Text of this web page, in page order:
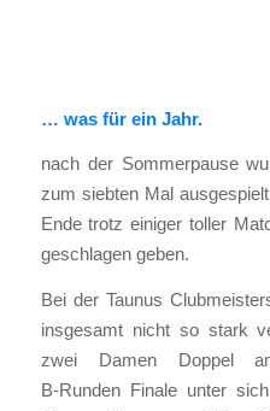
… was für ein Jahr.
nach der Som­mer­pau­se
zum sieb­ten Mal
Ende trotz eini­ger tol­ler
geschla­gen geben.
Bei der Tau­nus
ins­ge­samt nicht so stark
zwei Damen Dop­pel
B‑Runden Fina­le unter